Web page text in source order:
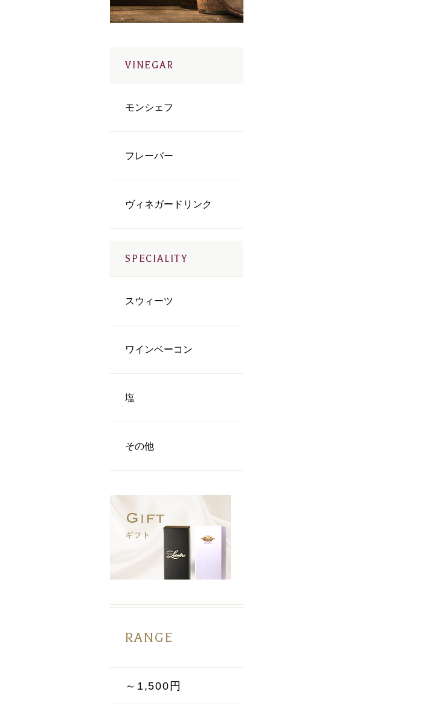
VINEGAR
モンシェフ
フレーバー
ヴィネガードリンク
SPECIALITY
スウィーツ
ワインベーコン
塩
その他
RANGE
～1,500円